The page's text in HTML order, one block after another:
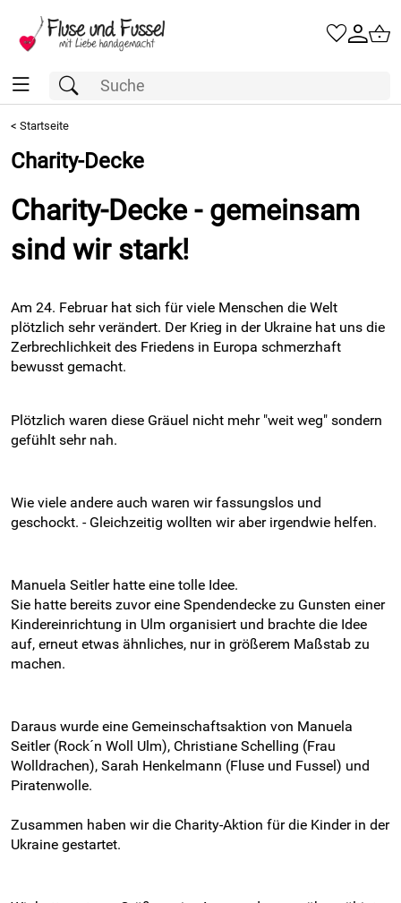
< Startseite
Charity-Decke
Charity-Decke - gemeinsam
sind wir stark!
Am 24. Februar hat sich für viele Menschen die Welt
plötzlich sehr verändert. Der Krieg in der Ukraine hat uns die
Zerbrechlichkeit des Friedens in Europa schmerzhaft
bewusst gemacht.
Plötzlich waren diese Gräuel nicht mehr "weit weg" sondern
gefühlt sehr nah.
Wie viele andere auch waren wir fassungslos und
geschockt. - Gleichzeitig wollten wir aber irgendwie helfen.
Manuela Seitler hatte eine tolle Idee.
Sie hatte bereits zuvor eine Spendendecke zu Gunsten einer
Kindereinrichtung in Ulm organisiert und brachte die Idee
auf, erneut etwas ähnliches, nur in größerem Maßstab zu
machen.
Daraus wurde eine Gemeinschaftsaktion von Manuela
Seitler (Rock´n Woll Ulm), Christiane Schelling (Frau
Wolldrachen), Sarah Henkelmann (Fluse und Fussel) und
Piratenwolle.
Zusammen haben wir die Charity-Aktion für die Kinder in der
Ukraine gestartet.